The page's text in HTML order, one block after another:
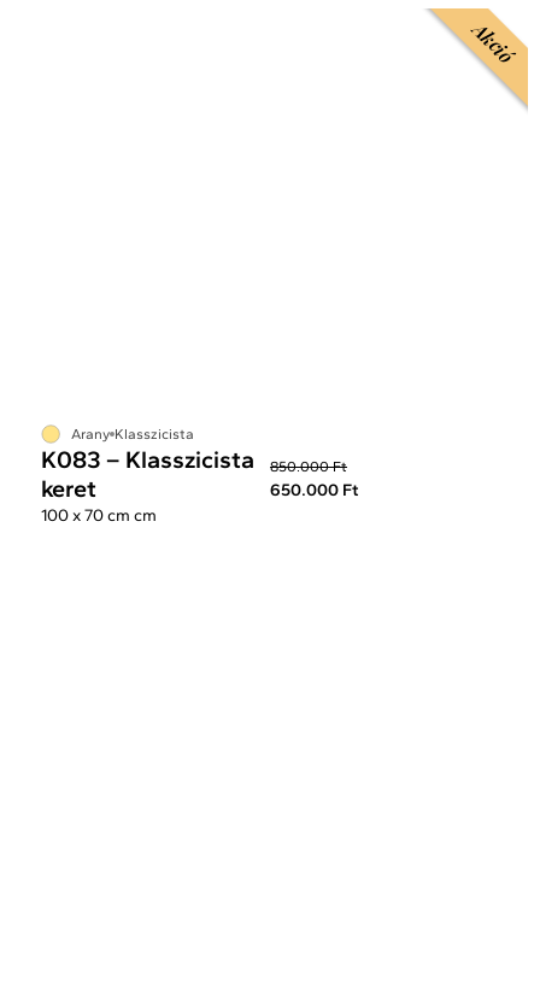
Akció
Arany Klasszicista
K083 – Klasszicista
keret
850.000 Ft
650.000 Ft
100 x 70 cm cm